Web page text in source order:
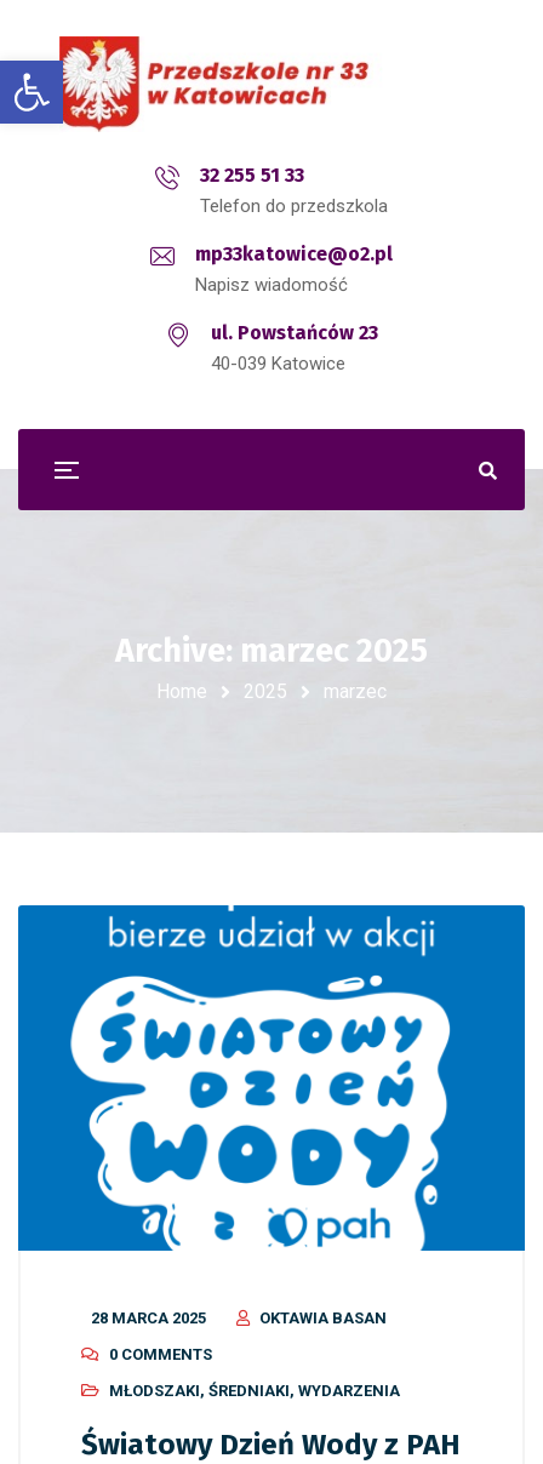
Open toolbar
32 255 51 33
Telefon do przedszkola
mp33katowice@o2.pl
Napisz wiadomość
ul. Powstańców 23
40-039 Katowice
Archive: marzec 2025
Home 2025 marzec
28 MARCA 2025
OKTAWIA BASAN
0 COMMENTS
MŁODSZAKI, ŚREDNIAKI, WYDARZENIA
Światowy Dzień Wody z PAH